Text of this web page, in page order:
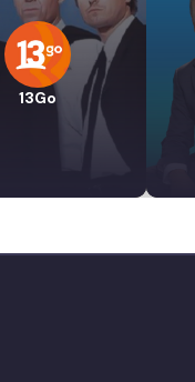
13Go